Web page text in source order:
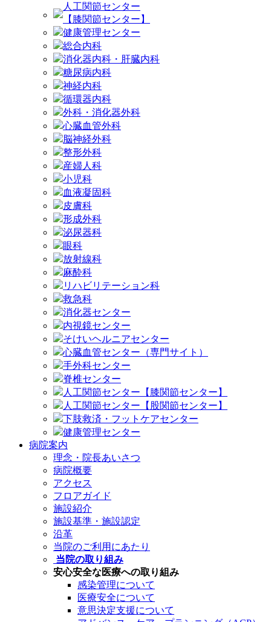
人工関節センター
【膝関節センター】
健康管理センター
総合内科
消化器内科・肝臓内科
糖尿病内科
神経内科
循環器内科
外科・消化器外科
心臓血管外科
脳神経外科
整形外科
産婦人科
小児科
血液凝固科
皮膚科
形成外科
泌尿器科
眼科
放射線科
麻酔科
リハビリテーション科
救急科
消化器センター
内視鏡センター
そけいヘルニアセンター
心臓血管センター（専門サイト）
手外科センター
脊椎センター
人工関節センター【膝関節センター】
人工関節センター【股関節センター】
下肢救済・フットケアセンター
健康管理センター
病院案内
理念・院長あいさつ
病院概要
アクセス
フロアガイド
施設紹介
施設基準・施設認定
沿革
当院のご利用にあたり
当院の取り組み
安心安全な医療への取り組み
感染管理について
医療安全について
意思決定支援について